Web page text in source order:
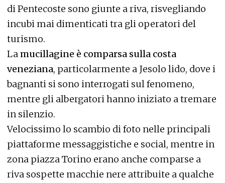
di Pentecoste sono giunte a riva, risvegliando
incubi mai dimenticati tra gli operatori del
turismo.
Lamucillagine è comparsa sulla costa
veneziana, particolarmente a Jesolo lido, dove i
bagnanti si sono interrogati sul fenomeno,
mentre gli albergatori hanno iniziato a tremare
in silenzio.
Velocissimo lo scambio di foto nelle principali
piattaforme messaggistiche e social, mentre in
zona piazza Torino erano anche comparse a
riva sospette macchie nere attribuite a qualche